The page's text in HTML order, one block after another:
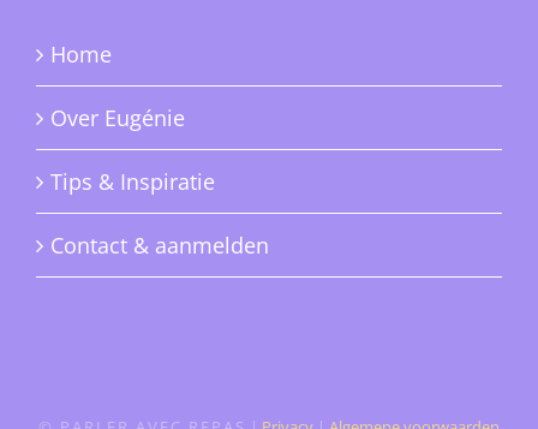
Home
Over Eugénie
Tips & Inspiratie
Contact & aanmelden